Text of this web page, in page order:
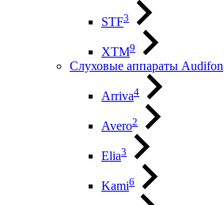
STF3
XTM9
Слуховые аппараты Audifon
Arriva4
Avero2
Elia3
Kami6